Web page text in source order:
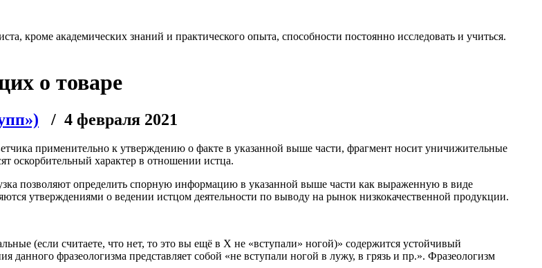
кроме академических знаний и практического опыта, способности постоянно исследовать и учиться.
о товаре
/ 4 февраля 2021
применительно к утверждению о факте в указанной выше части, фрагмент носит уничижительные
оскорбительный характер в отношении истца.
позволяют определить спорную информацию в указанной выше части как выраженную в виде
утверждениями о ведении истцом деятельности по выводу на рынок низкокачественной продукции.
(если считаете, что нет, то это вы ещё в X не «вступали» ногой)» содержится устойчивый
данного фразеологизма представляет собой «не вступали ногой в лужу, в грязь и пр.». Фразеологизм